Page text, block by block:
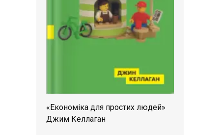
«Економіка для простих людей»
Джим Келлаган